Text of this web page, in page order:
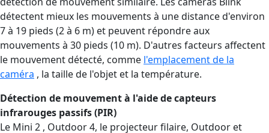
détectent mieux les mouvements à une distance d'environ
7 à 19 pieds (2 à 6 m) et peuvent répondre aux
mouvements à 30 pieds (10 m). D'autres facteurs affectent
le mouvement détecté, comme l'emplacement de la
caméra , la taille de l'objet et la température.
Détection de mouvement à l'aide de capteurs
infrarouges passifs (PIR)
Le Mini 2 , Outdoor 4, le projecteur filaire, Outdoor et